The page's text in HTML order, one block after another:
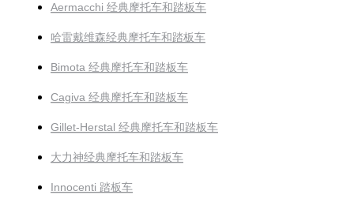
Aermacchi 经典摩托车和踏板车
哈雷戴维森经典摩托车和踏板车
Bimota 经典摩托车和踏板车
Cagiva 经典摩托车和踏板车
Gillet-Herstal 经典摩托车和踏板车
大力神经典摩托车和踏板车
Innocenti 踏板车